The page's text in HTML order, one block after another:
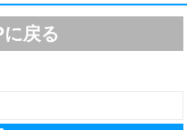
に戻る